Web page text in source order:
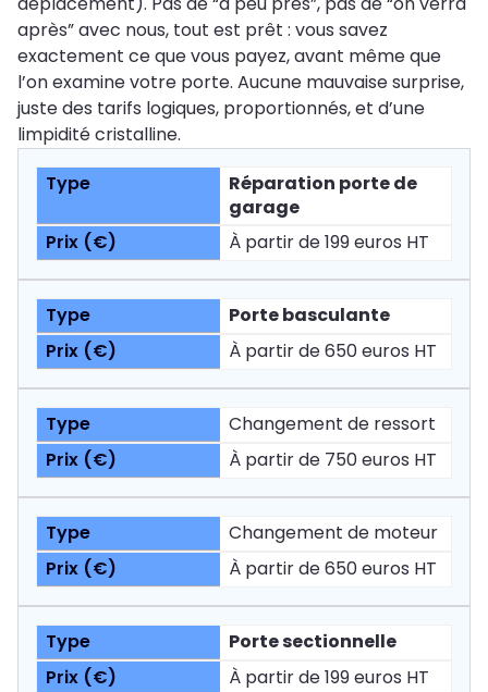
après” avec nous, tout est prêt : vous savez
exactement ce que vous payez, avant même que
l’on examine votre porte. Aucune mauvaise surprise,
juste des tarifs logiques, proportionnés, et d’une
limpidité cristalline.
Réparation porte de
garage
À partir de 199 euros HT
Porte basculante
À partir de 650 euros HT
Changement de ressort
À partir de 750 euros HT
Changement de moteur
À partir de 650 euros HT
Porte sectionnelle
À partir de 199 euros HT